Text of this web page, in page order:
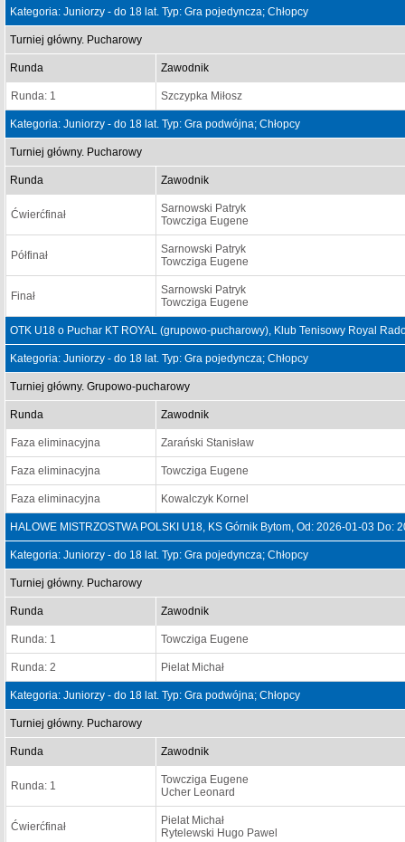
Kategoria: Juniorzy - do 18 lat. Typ: Gra pojedyncza; Chłopcy
Turniej główny. Pucharowy
Runda Zawodnik
Runda: 1 Szczypka Miłosz
Kategoria: Juniorzy - do 18 lat. Typ: Gra podwójna; Chłopcy
Turniej główny. Pucharowy
Runda Zawodnik
Ćwierćfinał
Sarnowski Patryk
Towcziga Eugene
Półfinał
Sarnowski Patryk
Towcziga Eugene
Finał
Sarnowski Patryk
Towcziga Eugene
OTK U18 o Puchar KT ROYAL (grupowo-pucharowy), Klub Tenisowy Royal
Kategoria: Juniorzy - do 18 lat. Typ: Gra pojedyncza; Chłopcy
Turniej główny. Grupowo-pucharowy
Runda Zawodnik
Faza eliminacyjna Zarański Stanisław
Faza eliminacyjna Towcziga Eugene
Faza eliminacyjna Kowalczyk Kornel
HALOWE MISTRZOSTWA POLSKI U18, KS Górnik Bytom, Od: 2026-01-03 Do:
Kategoria: Juniorzy - do 18 lat. Typ: Gra pojedyncza; Chłopcy
Turniej główny. Pucharowy
Runda Zawodnik
Runda: 1 Towcziga Eugene
Runda: 2 Pielat Michał
Kategoria: Juniorzy - do 18 lat. Typ: Gra podwójna; Chłopcy
Turniej główny. Pucharowy
Runda Zawodnik
Runda: 1
Towcziga Eugene
Ucher Leonard
Ćwierćfinał
Pielat Michał
Rytelewski Hugo Pawel